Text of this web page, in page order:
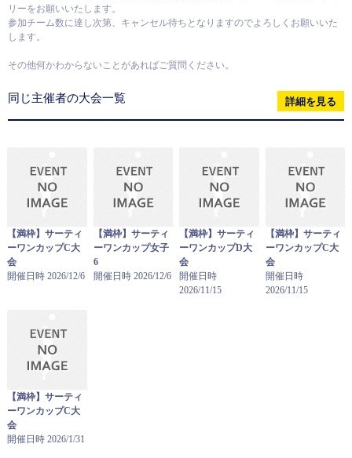
リーをお願いいたします。
参加チーム数に達し次第、キャンセル待ちとなりますのでよろしくお願いいた
します。
その他何かわからないことがあればご質問ください。
同じ主催者の大会一覧 詳細を見る
【満枠】サーティ
ーワンカップC大
会
開催日時 2026/12/6
【満枠】サーティ
ーワンカップ女子
6
開催日時 2026/12/6
【満枠】サーティ
ーワンカップD大
会
開催日時
2026/11/15
【満枠】サーティ
ーワンカップC大
会
開催日時
2026/11/15
【満枠】サーティ
ーワンカップC大
会
開催日時 2026/1/31